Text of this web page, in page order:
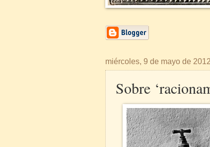
miércoles, 9 de mayo de 2012
Sobre